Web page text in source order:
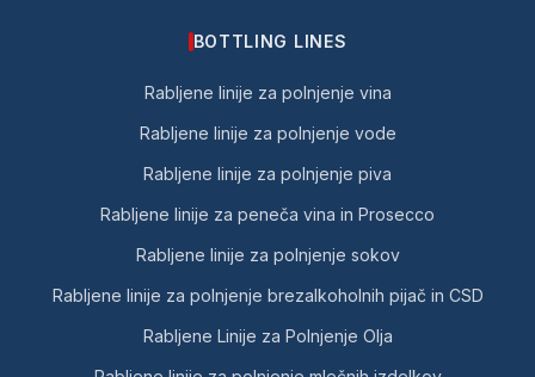
BOTTLING LINES
Rabljene linije za polnjenje vina
Rabljene linije za polnjenje vode
Rabljene linije za polnjenje piva
Rabljene linije za peneča vina in Prosecco
Rabljene linije za polnjenje sokov
Rabljene linije za polnjenje brezalkoholnih pijač in CSD
Rabljene Linije za Polnjenje Olja